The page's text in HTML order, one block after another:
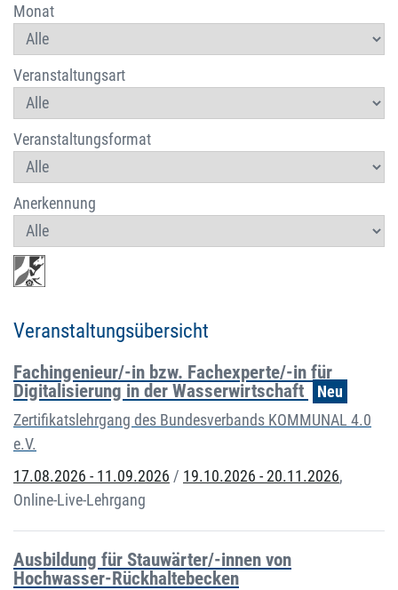
Monat
Veranstaltungsart
Veranstaltungsformat
Anerkennung
Veranstaltungsübersicht
Fachingenieur/-in bzw. Fachexperte/-in für
Digitalisierung in der Wasserwirtschaft
Neu
Zertifikatslehrgang des Bundesverbands KOMMUNAL 4.0
e.V.
17.08.2026 - 11.09.2026 / 19.10.2026 - 20.11.2026,
Online-Live-Lehrgang
Ausbildung für Stauwärter/-innen von
Hochwasser-Rückhaltebecken